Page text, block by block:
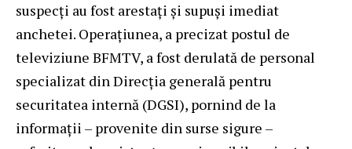
suspecți au fost arestați și supuși imediat
anchetei. Operațiunea, a precizat postul de
televiziune BFMTV, a fost derulată de personal
specializat din Direcția generală pentru
securitatea internă (DGSI), pornind de la
informații – provenite din surse sigure –